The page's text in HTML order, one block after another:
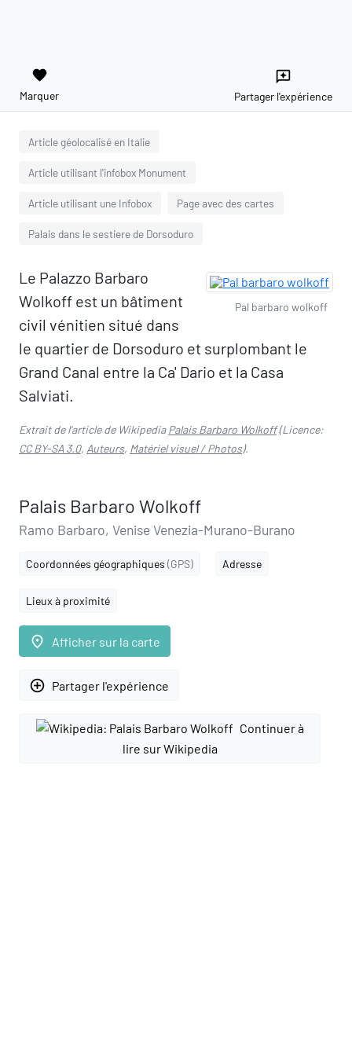
favorite
Marquer
reviews
Partager l'expérience
Article géolocalisé en Italie
Article utilisant l'infobox Monument
Article utilisant une Infobox Page avec des cartes
Palais dans le sestiere de Dorsoduro
Pal barbaro wolkoff
Le Palazzo Barbaro
Wolkoff est un bâtiment
civil vénitien situé dans
le quartier de Dorsoduro et surplombant le
Grand Canal entre la Ca' Dario et la Casa
Salviati.
Extrait de l'article de WikipediaPalais Barbaro Wolkoff(Licence:
CC BY-SA 3.0, Auteurs, Matériel visuel / Photos).
Palais Barbaro Wolkoff
Ramo Barbaro, Venise Venezia-Murano-Burano
Coordonnées géographiques (GPS) Adresse
Lieux à proximité
place Afficher sur la carte
add_circle_outline Partager l'expérience
Continuer à
lire sur Wikipedia